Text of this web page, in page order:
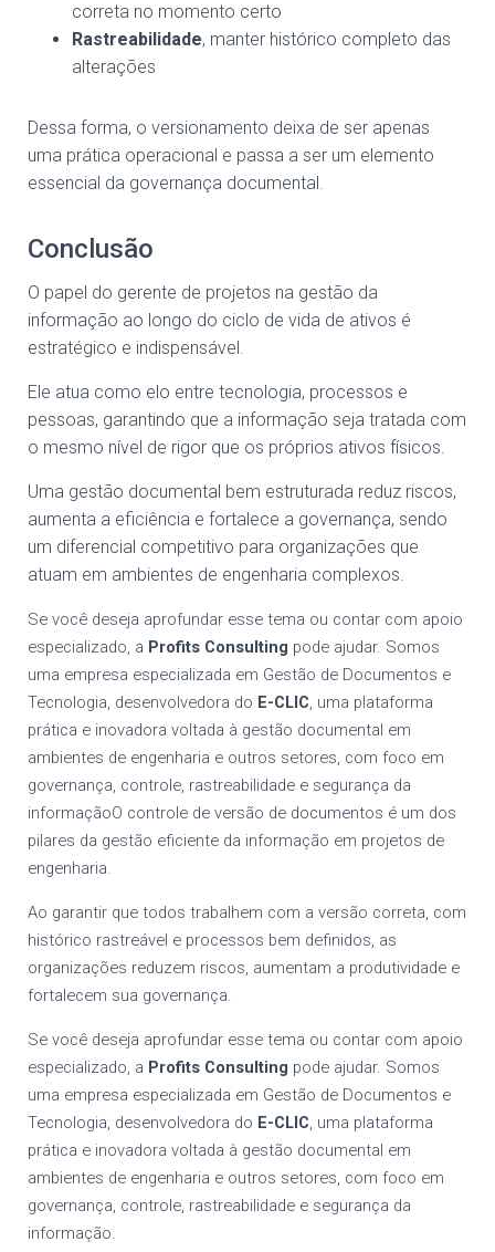
correta no momento certo
Rastreabilidade, manter histórico completo das
alterações
Dessa forma, o versionamento deixa de ser apenas
uma prática operacional e passa a ser um elemento
essencial da governança documental.
Conclusão
O papel do gerente de projetos na gestão da
informação ao longo do ciclo de vida de ativos é
estratégico e indispensável.
Ele atua como elo entre tecnologia, processos e
pessoas, garantindo que a informação seja tratada com
o mesmo nível de rigor que os próprios ativos físicos.
Uma gestão documental bem estruturada reduz riscos,
aumenta a eficiência e fortalece a governança, sendo
um diferencial competitivo para organizações que
atuam em ambientes de engenharia complexos.
Se você deseja aprofundar esse tema ou contar com apoio
especializado, a Profits Consulting pode ajudar. Somos
uma empresa especializada em Gestão de Documentos e
Tecnologia, desenvolvedora do E-CLIC, uma plataforma
prática e inovadora voltada à gestão documental em
ambientes de engenharia e outros setores, com foco em
governança, controle, rastreabilidade e segurança da
informaçãoO controle de versão de documentos é um dos
pilares da gestão eficiente da informação em projetos de
engenharia.
Ao garantir que todos trabalhem com a versão correta, com
histórico rastreável e processos bem definidos, as
organizações reduzem riscos, aumentam a produtividade e
fortalecem sua governança.
Se você deseja aprofundar esse tema ou contar com apoio
especializado, a Profits Consulting pode ajudar. Somos
uma empresa especializada em Gestão de Documentos e
Tecnologia, desenvolvedora do E-CLIC, uma plataforma
prática e inovadora voltada à gestão documental em
ambientes de engenharia e outros setores, com foco em
governança, controle, rastreabilidade e segurança da
informação.